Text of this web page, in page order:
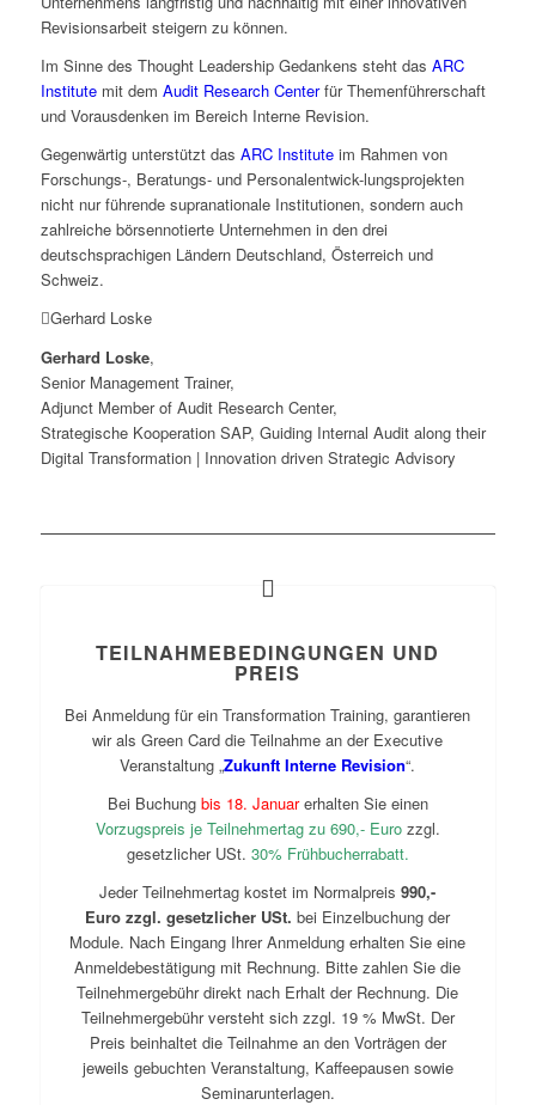
Revisionsarbeit steigern zu können.
Im Sinne des Thought Leadership Gedankens steht das ARC
Institutemit dem Audit Research Centerfür Themenführerschaft
und Vorausdenken im Bereich Interne Revision.
Gegenwärtig unterstützt das ARC Instituteim Rahmen von
Forschungs-, Beratungs- und Personalentwick-lungsprojekten
nicht nur führende supranationale Institutionen, sondern auch
zahlreiche börsennotierte Unternehmen in den drei
deutschsprachigen Ländern Deutschland, Österreich und
Schweiz.
Gerhard Loske
Gerhard Loske,
Senior Management Trainer,
Adjunct Member of Audit Research Center,
Strategische Kooperation SAP, Guiding Internal Audit along their
Digital Transformation | Innovation driven Strategic Advisory
TEILNAHMEBEDINGUNGEN UND
PREIS
Bei Anmeldung für ein Transformation Training, garantieren
wir als Green Card die Teilnahme an der Executive
Veranstaltung „Zukunft Interne Revision“.
Bei Buchung bis 18. Januarerhalten Sie einen
Vorzugspreis je Teilnehmertag zu 690,- Eurozzgl.
gesetzlicher USt. 30% Frühbucherrabatt.
Jeder Teilnehmertag kostet im Normalpreis990,-
Euro zzgl. gesetzlicher USt. bei Einzelbuchung der
Module. Nach Eingang Ihrer Anmeldung erhalten Sie eine
Anmeldebestätigung mit Rechnung. Bitte zahlen Sie die
Teilnehmergebühr direkt nach Erhalt der Rechnung. Die
Teilnehmergebühr versteht sich zzgl. 19 % MwSt. Der
Preis beinhaltet die Teilnahme an den Vorträgen der
jeweils gebuchten Veranstaltung, Kaffeepausen sowie
Seminarunterlagen.